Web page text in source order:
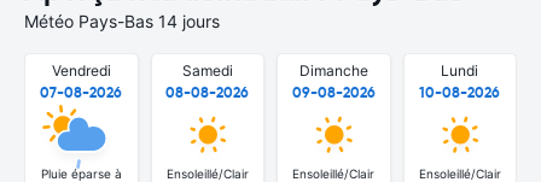
Météo Pays-Bas 14 jours
Vendredi
07-08-2026
Pluie éparse à
Samedi
08-08-2026
Ensoleillé/Clair
Dimanche
09-08-2026
Ensoleillé/Clair
Lundi
10-08-2026
Ensoleillé/Clair